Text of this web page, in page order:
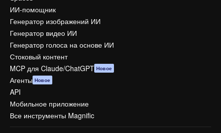
ИИ-помощник
Генератор изображений ИИ
Генератор видео ИИ
Генератор голоса на основе ИИ
Стоковый контент
MCP для Claude/ChatGPT Новое
Агенты Новое
API
Мобильное приложение
Все инструменты Magnific